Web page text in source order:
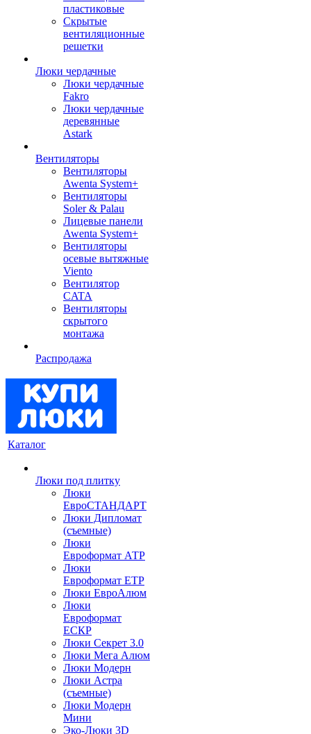
пластиковые
Скрытые
вентиляционные
решетки
Люки чердачные
Люки чердачные
Fakro
Люки чердачные
деревянные
Astark
Вентиляторы
Вентиляторы
Awenta System+
Вентиляторы
Soler & Palau
Лицевые панели
Awenta System+
Вентиляторы
осевые вытяжные
Viento
Вентилятор
CATA
Вентиляторы
скрытого
монтажа
Распродажа
Каталог
Люки под плитку
Люки
ЕвроСТАНДАРТ
Люки Дипломат
(съемные)
Люки
Евроформат АТР
Люки
Евроформат ЕТР
Люки ЕвроАлюм
Люки
Евроформат
ЕСКР
Люки Секрет 3.0
Люки Мега Алюм
Люки Модерн
Люки Астра
(съемные)
Люки Модерн
Мини
Эко-Люки 3D